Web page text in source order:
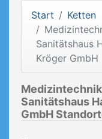
Start
Ketten
Sanitätshaus
Kröger GmbH
Sanitätshaus
GmbH